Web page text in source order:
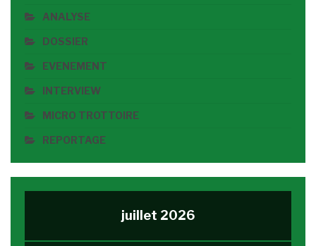
ANALYSE
DOSSIER
EVENEMENT
INTERVIEW
MICRO TROTTOIRE
REPORTAGE
juillet 2026